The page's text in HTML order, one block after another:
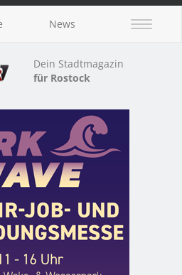
News
Dein Stadtmagazin
für Rostock